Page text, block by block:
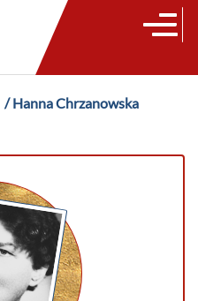
/ Hanna Chrzanowska